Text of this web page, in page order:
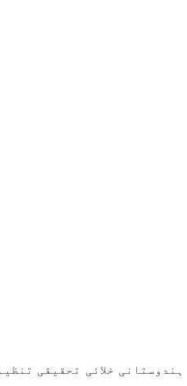
اعتراف میں، ہندوستانی خلائی